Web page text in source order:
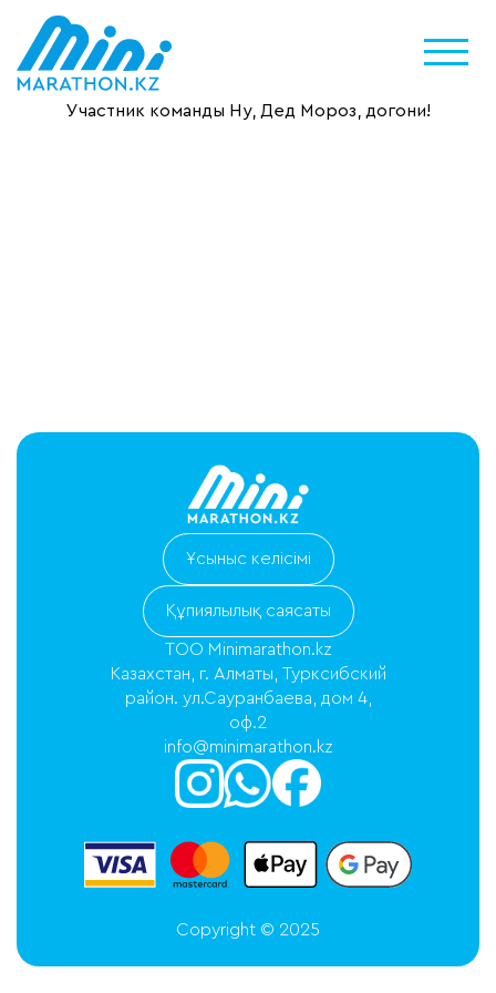
Участник команды Ну, Дед Мороз, догони!
Ұсыныс келісімі
Құпиялылық саясаты
ТОО Minimarathon.kz
Казахстан, г. Алматы, Турксибский
район. ул.Сауранбаева, дом 4,
оф.2
info@minimarathon.kz
Copyright © 2025